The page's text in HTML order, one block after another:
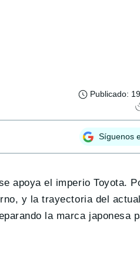
Publicado:
Síguenos
apoya el imperio Toyota.
y la trayectoria del
la marca japonesa